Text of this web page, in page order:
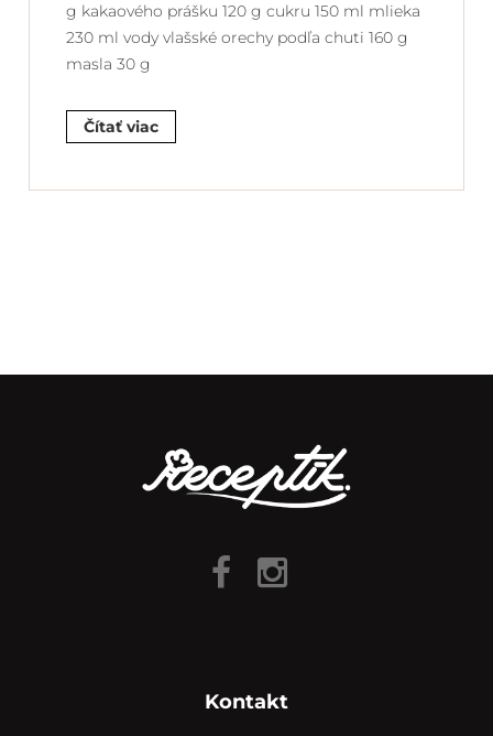
g kakaového prášku 120 g cukru 150 ml mlieka
230 ml vody vlašské orechy podľa chuti 160 g
masla 30 g
Čítať viac
Kontakt